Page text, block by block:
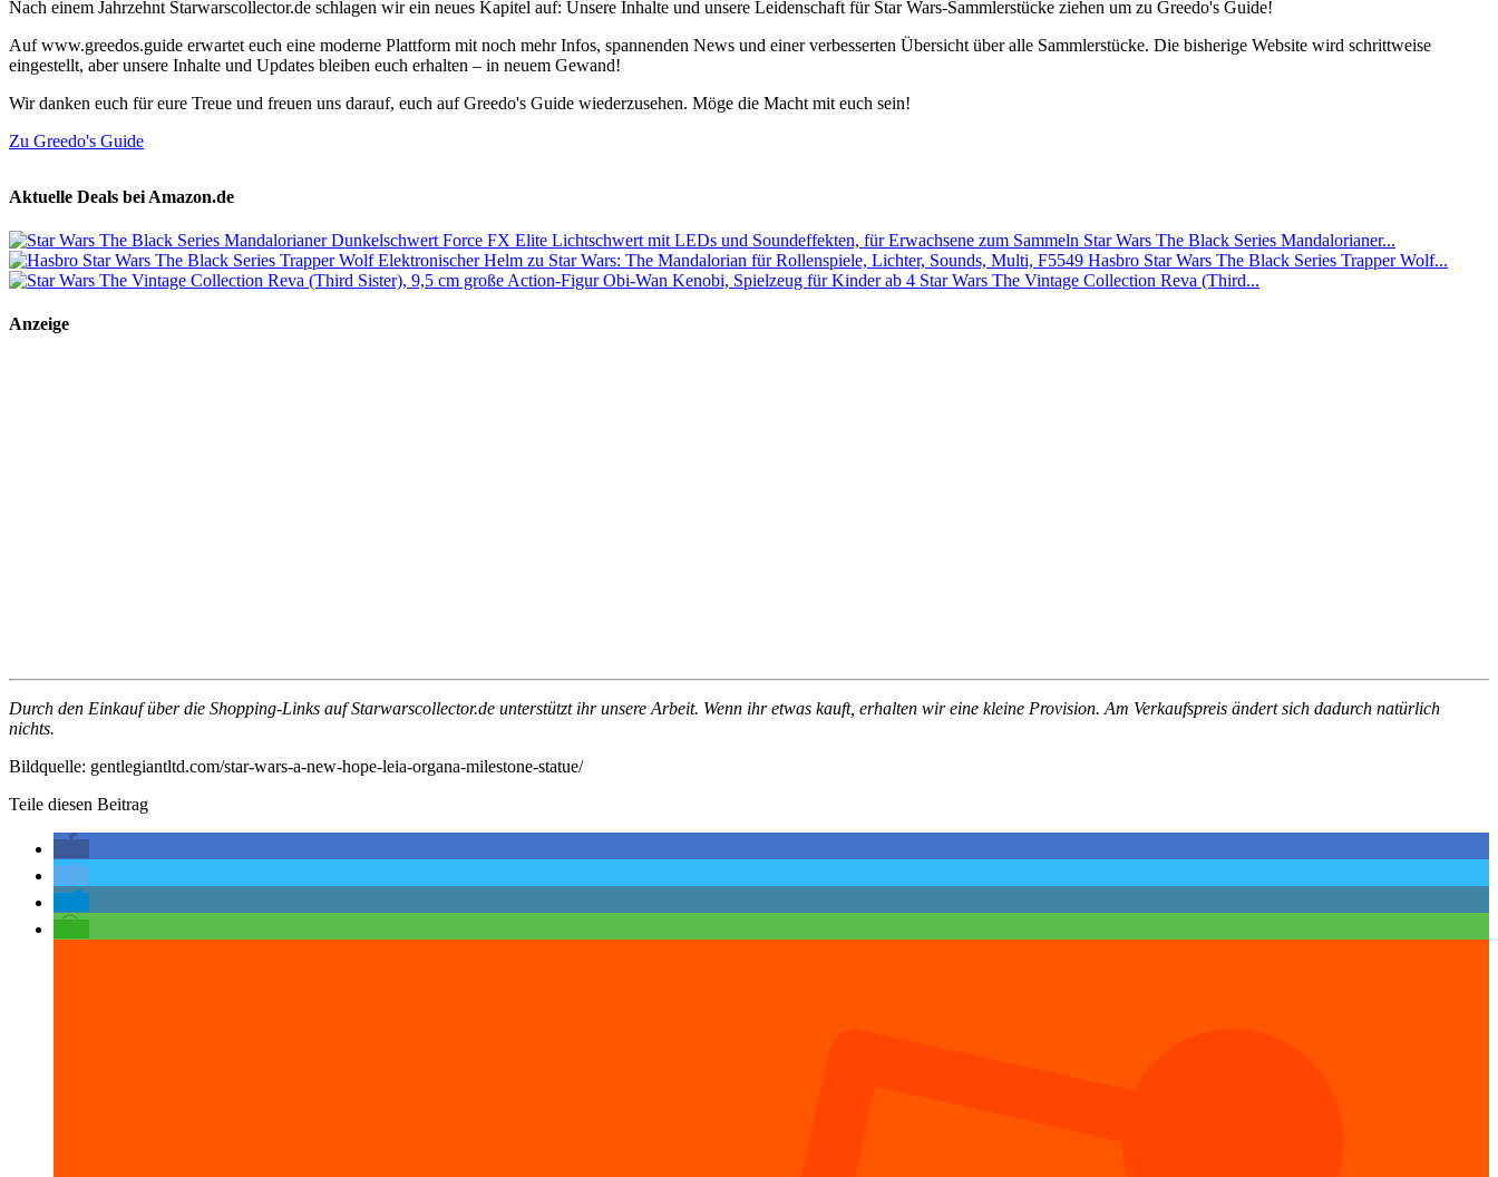
Nach einem Jahrzehnt Starwarscollector.de schlagen wir ein neues Kapitel auf: Unsere Inhalte und unsere Leidenschaft für Star Wars-Sammlerstücke ziehen um zu Greedo's Guide!
Auf www.greedos.guide erwartet euch eine moderne Plattform mit noch mehr Infos, spannenden News und einer verbesserten Übersicht über alle Sammlerstücke. Die bisherige Website wird schrittweise
eingestellt, aber unsere Inhalte und Updates bleiben euch erhalten – in neuem Gewand!
Wir danken euch für eure Treue und freuen uns darauf, euch auf Greedo's Guide wiederzusehen. Möge die Macht mit euch sein!
Zu Greedo's Guide
Aktuelle Deals bei Amazon.de
Star Wars The Black Series Mandalorianer...
Hasbro Star Wars The Black Series Trapper Wolf...
Star Wars The Vintage Collection Reva (Third...
Anzeige
Durch den Einkauf über die Shopping-Links auf Starwarscollector.de unterstützt ihr unsere Arbeit. Wenn ihr etwas kauft, erhalten wir eine kleine Provision. Am Verkaufspreis ändert sich dadurch natürlich
nichts.
Bildquelle: gentlegiantltd.com/star-wars-a-new-hope-leia-organa-milestone-statue/
Teile diesen Beitrag